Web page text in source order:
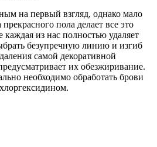
на первый взгляд, однако мало
пола делает все это
из нас полностью удаляет
безупречную линию и изгиб
самой декоративной
их обезжиривание.
необходимо обработать брови